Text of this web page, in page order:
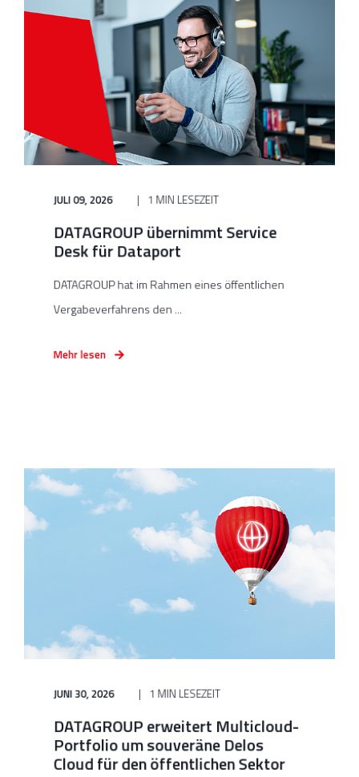
JULI 09, 2026 1 MIN LESEZEIT
DATAGROUP übernimmt Service
Desk für Dataport
DATAGROUP hat im Rahmen eines öffentlichen
Vergabeverfahrens den ...
Mehr lesen
JUNI 30, 2026 1 MIN LESEZEIT
DATAGROUP erweitert Multicloud-
Portfolio um souveräne Delos
Cloud für den öffentlichen Sektor